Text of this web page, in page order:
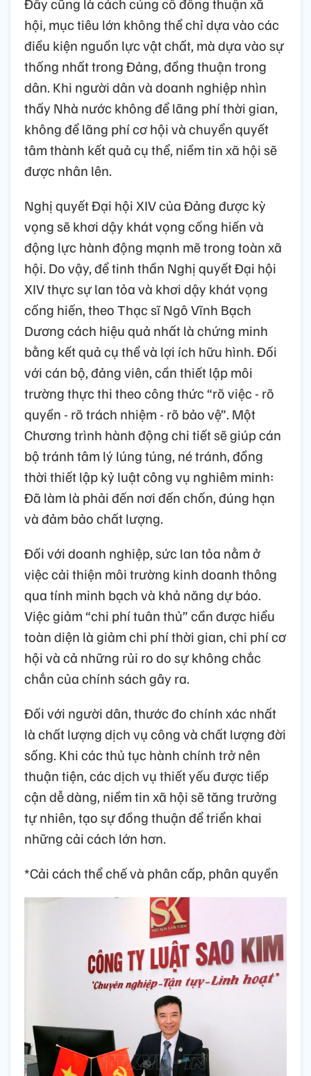
hội, mục tiêu lớn không thể chỉ dựa vào các
điều kiện nguồn lực vật chất, mà dựa vào sự
thống nhất trong Đảng, đồng thuận trong
dân. Khi người dân và doanh nghiệp nhìn
thấy Nhà nước không để lãng phí thời gian,
không để lãng phí cơ hội và chuyển quyết
tâm thành kết quả cụ thể, niềm tin xã hội sẽ
được nhân lên.
Nghị quyết Đại hội XIV của Đảng được kỳ
vọng sẽ khơi dậy khát vọng cống hiến và
động lực hành động mạnh mẽ trong toàn xã
hội. Do vậy, để tinh thần Nghị quyết Đại hội
XIV thực sự lan tỏa và khơi dậy khát vọng
cống hiến, theo Thạc sĩ Ngô Vĩnh Bạch
Dương cách hiệu quả nhất là chứng minh
bằng kết quả cụ thể và lợi ích hữu hình. Đối
với cán bộ, đảng viên, cần thiết lập môi
trường thực thi theo công thức “rõ việc - rõ
quyền - rõ trách nhiệm - rõ bảo vệ”. Một
Chương trình hành động chi tiết sẽ giúp cán
bộ tránh tâm lý lúng túng, né tránh, đồng
thời thiết lập kỷ luật công vụ nghiêm minh:
Đã làm là phải đến nơi đến chốn, đúng hạn
và đảm bảo chất lượng.
Đối với doanh nghiệp, sức lan tỏa nằm ở
việc cải thiện môi trường kinh doanh thông
qua tính minh bạch và khả năng dự báo.
Việc giảm “chi phí tuân thủ” cần được hiểu
toàn diện là giảm chi phí thời gian, chi phí cơ
hội và cả những rủi ro do sự không chắc
chắn của chính sách gây ra.
Đối với người dân, thước đo chính xác nhất
là chất lượng dịch vụ công và chất lượng đời
sống. Khi các thủ tục hành chính trở nên
thuận tiện, các dịch vụ thiết yếu được tiếp
cận dễ dàng, niềm tin xã hội sẽ tăng trưởng
tự nhiên, tạo sự đồng thuận để triển khai
những cải cách lớn hơn.
*Cải cách thể chế và phân cấp, phân quyền